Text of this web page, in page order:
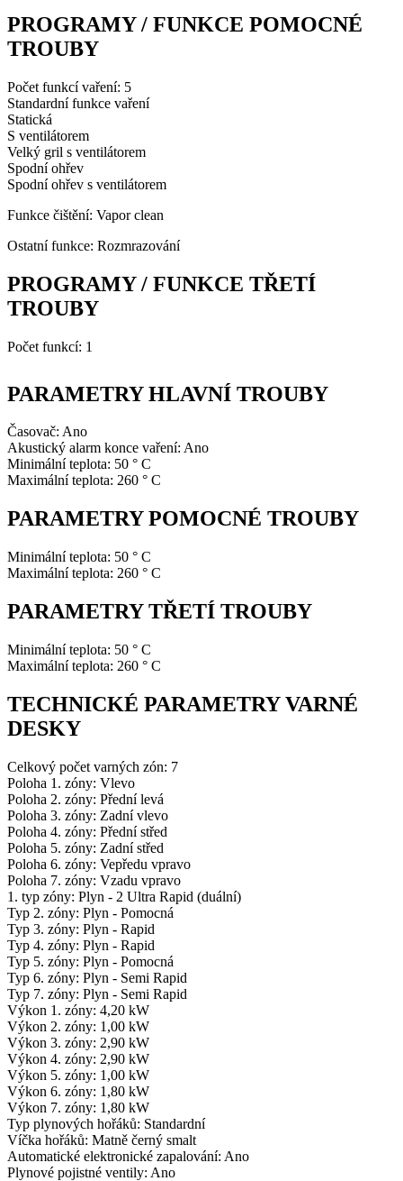
PROGRAMY / FUNKCE POMOCNÉ
TROUBY
Počet funkcí vaření: 5
Standardní funkce vaření
Statická
S ventilátorem
Velký gril s ventilátorem
Spodní ohřev
Spodní ohřev s ventilátorem
Funkce čištění: Vapor clean
Ostatní funkce: Rozmrazování
PROGRAMY / FUNKCE TŘETÍ
TROUBY
Počet funkcí: 1
PARAMETRY HLAVNÍ TROUBY
Časovač: Ano
Akustický alarm konce vaření: Ano
Minimální teplota: 50 ° C
Maximální teplota: 260 ° C
PARAMETRY POMOCNÉ TROUBY
Minimální teplota: 50 ° C
Maximální teplota: 260 ° C
PARAMETRY TŘETÍ TROUBY
Minimální teplota: 50 ° C
Maximální teplota: 260 ° C
TECHNICKÉ PARAMETRY VARNÉ
DESKY
Celkový počet varných zón: 7
Poloha 1. zóny: Vlevo
Poloha 2. zóny: Přední levá
Poloha 3. zóny: Zadní vlevo
Poloha 4. zóny: Přední střed
Poloha 5. zóny: Zadní střed
Poloha 6. zóny: Vepředu vpravo
Poloha 7. zóny: Vzadu vpravo
1. typ zóny: Plyn - 2 Ultra Rapid (duální)
Typ 2. zóny: Plyn - Pomocná
Typ 3. zóny: Plyn - Rapid
Typ 4. zóny: Plyn - Rapid
Typ 5. zóny: Plyn - Pomocná
Typ 6. zóny: Plyn - Semi Rapid
Typ 7. zóny: Plyn - Semi Rapid
Výkon 1. zóny: 4,20 kW
Výkon 2. zóny: 1,00 kW
Výkon 3. zóny: 2,90 kW
Výkon 4. zóny: 2,90 kW
Výkon 5. zóny: 1,00 kW
Výkon 6. zóny: 1,80 kW
Výkon 7. zóny: 1,80 kW
Typ plynových hořáků: Standardní
Víčka hořáků: Matně černý smalt
Automatické elektronické zapalování: Ano
Plynové pojistné ventily: Ano